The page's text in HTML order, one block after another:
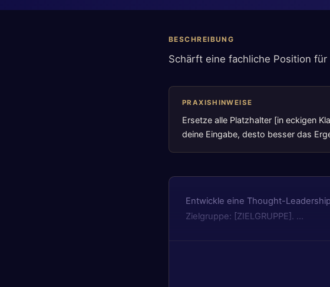
BESCHREIBUNG
Schärft eine fachliche Position
PRAXISHINWEISE
Ersetze alle Platzhalter [in eckigen
deine Eingabe, desto besser das
Entwickle eine Thought-
Zielgruppe: [ZIELGRUPPE]. …